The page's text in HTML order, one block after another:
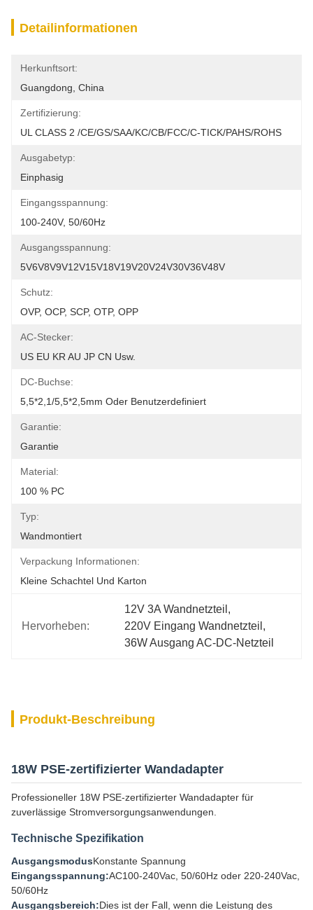
Detailinformationen
Herkunftsort:
Guangdong, China
Zertifizierung:
UL CLASS 2 /CE/GS/SAA/KC/CB/FCC/C-TICK/PAHS/ROHS
Ausgabetyp:
Einphasig
Eingangsspannung:
100-240V, 50/60Hz
Ausgangsspannung:
5V6V8V9V12V15V18V19V20V24V30V36V48V
Schutz:
OVP, OCP, SCP, OTP, OPP
AC-Stecker:
US EU KR AU JP CN Usw.
DC-Buchse:
5,5*2,1/5,5*2,5mm Oder Benutzerdefiniert
Garantie:
Garantie
Material:
100 % PC
Typ:
Wandmontiert
Verpackung Informationen:
Kleine Schachtel Und Karton
Hervorheben:
12V 3A Wandnetzteil ,
220V Eingang Wandnetzteil ,
36W Ausgang AC-DC-Netzteil
Produkt-Beschreibung
18W PSE-zertifizierter Wandadapter
Professioneller 18W PSE-zertifizierter Wandadapter für
zuverlässige Stromversorgungsanwendungen.
Technische Spezifikation
AusgangsmodusKonstante Spannung
Eingangsspannung:AC100-240Vac, 50/60Hz oder 220-240Vac,
50/60Hz
Ausgangsbereich:Dies ist der Fall, wenn die Leistung des